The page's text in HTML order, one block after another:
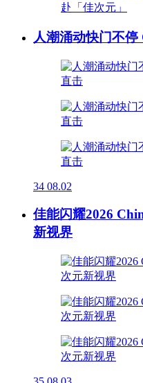
人潮涌动快门不
34 08.02
佳能闪耀2026
新视界